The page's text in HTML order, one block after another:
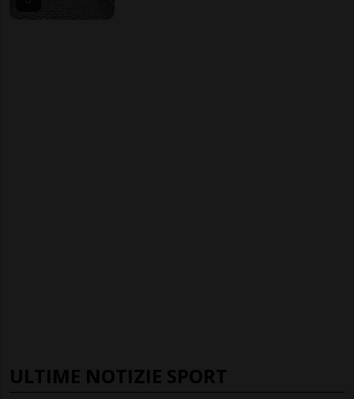
ULTIME NOTIZIE SPORT